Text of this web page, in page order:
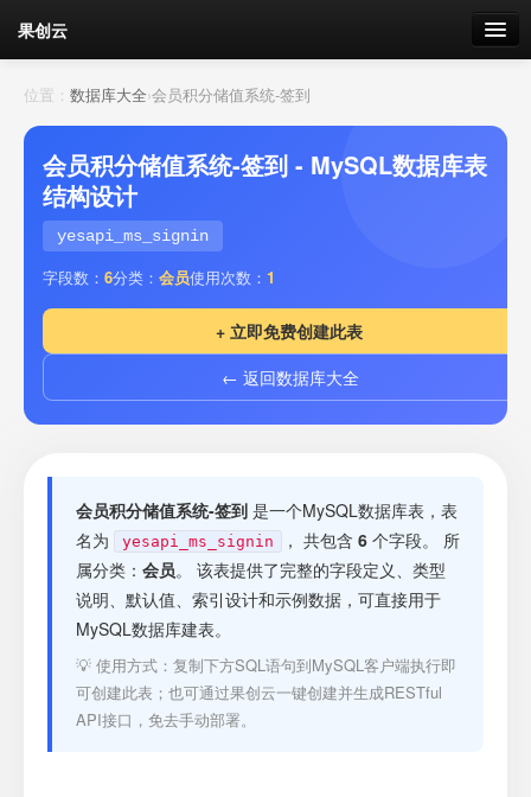
果创云
数据表单
API接口
云存储
流量 剩余接口流量
套餐
接口测试
位置： 数据库大全›会员积分储值系统-签到
会员积分储值系统-签到 - MySQL数据库表
结构设计
yesapi_ms_signin
字段数： 6分类： 会员使用次数： 1
+ 立即免费创建此表
← 返回数据库大全
会员积分储值系统-签到 是一个MySQL数据库表，表
名为
yesapi_ms_signin ， 共包含 6 个字段。 所
属分类： 会员。 该表提供了完整的字段定义、类型
说明、默认值、索引设计和示例数据，可直接用于
MySQL数据库建表。
💡 使用方式：复制下方SQL语句到MySQL客户端执行即
可创建此表；也可通过果创云一键创建并生成RESTful
API接口，免去手动部署。